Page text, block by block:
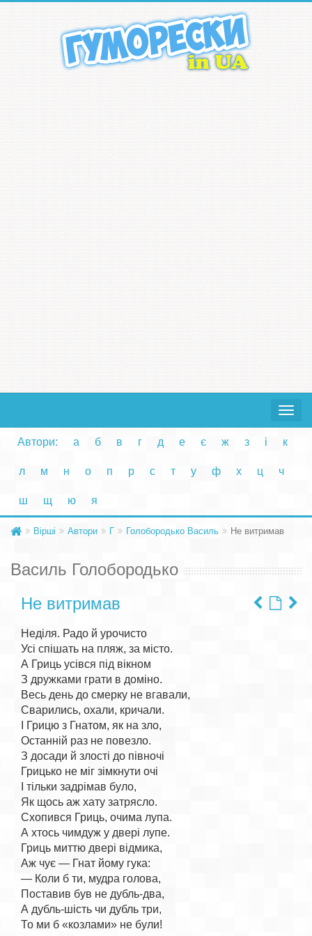
Toggle
Автори: а б в г д е є ж з і к
л м н о п р с т у ф х ц ч
ш щ ю я
Вірші Автори Г Голобородько Василь Не витримав
Василь Голобородько
Не витримав
Неділя. Радо й урочисто
Усі спішать на пляж, за місто.
А Гриць усівся під вікном
З дружками грати в доміно.
Весь день до смерку не вгавали,
Сварились, охали, кричали.
І Грицю з Гнатом, як на зло,
Останній раз не повезло.
З досади й злості до півночі
Грицько не міг зімкнути очі
І тільки задрімав було,
Як щось аж хату затрясло.
Схопився Гриць, очима лупа.
А хтось чимдуж у двері лупе.
Гриць миттю двері відмика,
Аж чує — Гнат йому гука:
— Коли б ти, мудра голова,
Поставив був не дубль-два,
А дубль-шість чи дубль три,